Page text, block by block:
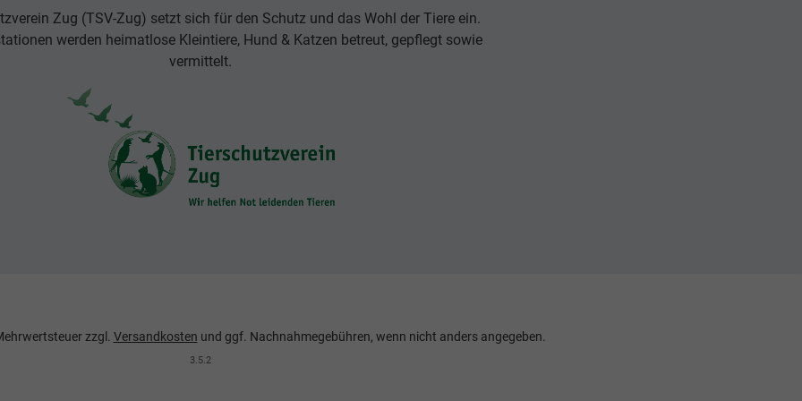
Zug (TSV-Zug) setzt sich für den Schutz und das Wohl der Tiere ein.
werden heimatlose Kleintiere, Hund & Katzen betreut, gepflegt sowie
vermittelt.
zzgl. Versandkosten und ggf. Nachnahmegebühren, wenn nicht anders angegeben.
3.5.2